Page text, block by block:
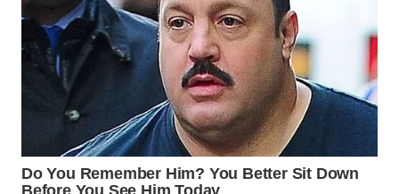
WN
LANGKAT
WN
TAPANULI
WN